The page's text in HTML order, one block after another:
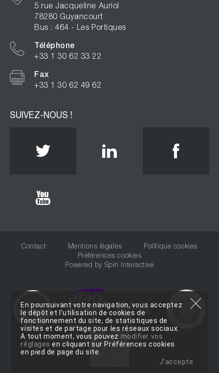
5 rue Jacqueline Auriol
78280 Guyancourt
Bus : 464 - Les Portiques
Téléphone
+33 1 30 62 33 22
Fax
+33 1 30 62 49 62
SUIVEZ-NOUS !
Twitter Linkedin
Youtube
Contact Mentions légales
Politique cookies
Préférences cookies
Powered by Spin Interactive
En poursuivant votre navigation, vous acceptez
le dépôt et l’utilisation de cookies de
fonctionnement du site, de statistiques de
visites et de partage pour les réseaux sociaux.
A tout moment, vous pouvez modifier vos
réglages en cliquant sur Préférences cookies
en pied de page du site.
J’accepte